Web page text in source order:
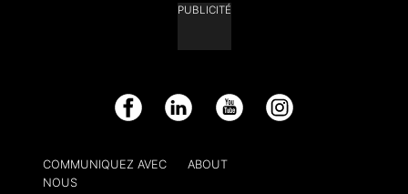
PUBLICITÉ
Facebook LinkedIn YouTube Instagram
COMMUNIQUEZ AVEC
NOUS
ABOUT